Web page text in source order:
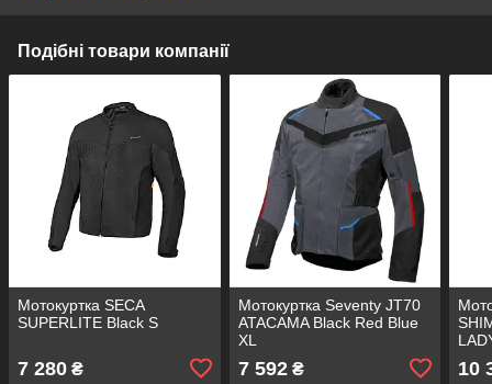
Подібні товари компанії
Мотокуртка SECA
SUPERLITE Black S
7 280 ₴
Мотокуртка Seventy JT70
ATACAMA Black Red Blue
XL
7 592₴ 10